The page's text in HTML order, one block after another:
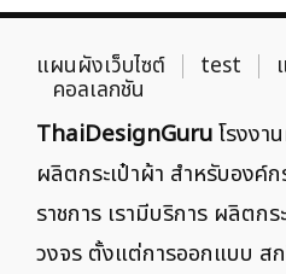
แผนผังเว็บไซต์ test
คอลเลกชัน
ThaiDesignGuruโรงงา
ผลิตกระเป๋าผ้า สำหรับองค์
ราชการ เรามีบริการ ผลิตก
วงจร ตั้งแต่การออกแบบ ส